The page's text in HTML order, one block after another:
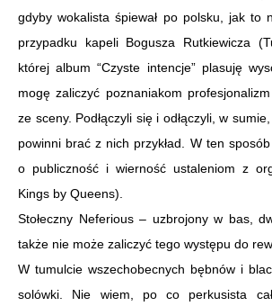
gdyby wokalista śpiewał po polsku, jak to
przypadku kapeli Bogusza Rutkiewicza
której album “Czyste intencje” plasuję
mogę zaliczyć poznaniakom
ze sceny. Podłączyli się i odłączyli, w
powinni brać z nich przykład. W ten
o publiczność i wierność ustaleniom z
Kings by Queens).
Stołeczny Neferious – uzbrojony w bas,
także nie może zaliczyć tego występu do
W tumulcie wszechobecnych bębnów i
solówki. Nie wiem, po co perkusista